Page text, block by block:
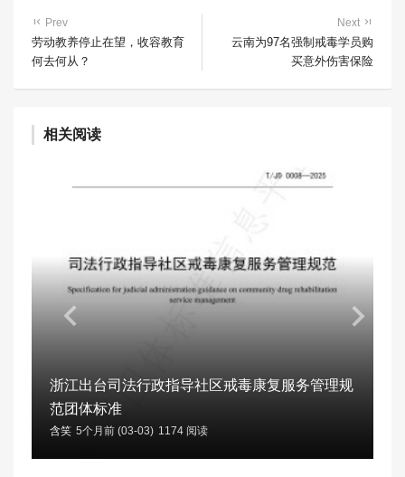
Prev
劳动教养停止在望，收容教育
何去何从？
Next
云南为97名强制戒毒学员购
买意外伤害保险
相关阅读
浙江出台司法行政指导社区戒毒康复服务管理规
范团体标准
含笑 5个月前 (03-03) 1174 阅读